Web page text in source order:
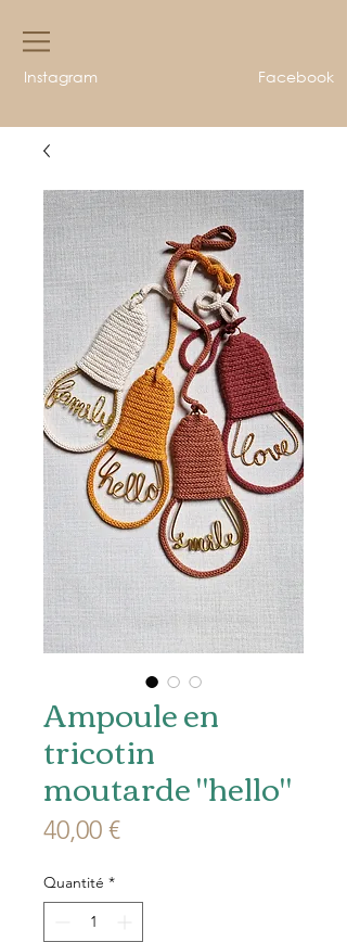
Instagram Facebook
Ampoule en
tricotin
moutarde "hello"
40,00 €Prix
Quantité *